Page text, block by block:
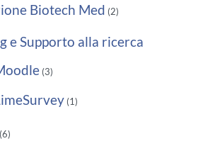
Biotech Med (2)
e Supporto alla ricerca
(3)
(1)
(6)